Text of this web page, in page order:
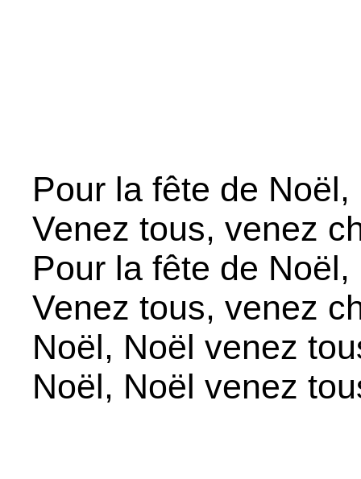
Pour la fête de Noël,
Venez tous, venez
Pour la fête de Noël,
Venez tous, venez
Noël, Noël venez
Noël, Noël venez